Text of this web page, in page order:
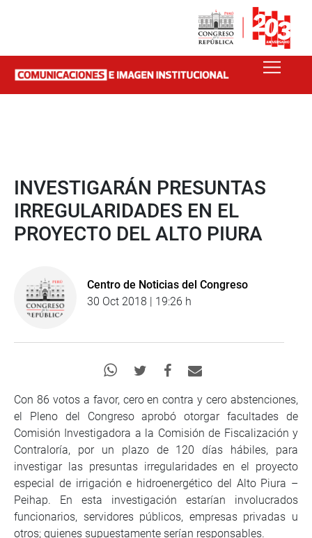
INVESTIGARÁN PRESUNTAS
IRREGULARIDADES EN EL
PROYECTO DEL ALTO PIURA
Centro de Noticias del Congreso
30 Oct 2018 | 19:26 h
Con 86 votos a favor, cero en contra y cero abstenciones,
el Pleno del Congreso aprobó otorgar facultades de
Comisión Investigadora a la Comisión de Fiscalización y
Contraloría, por un plazo de 120 días hábiles, para
investigar las presuntas irregularidades en el proyecto
especial de irrigación e hidroenergético del Alto Piura –
Peihap. En esta investigación estarían involucrados
funcionarios, servidores públicos, empresas privadas u
otros; quienes supuestamente serían responsables.